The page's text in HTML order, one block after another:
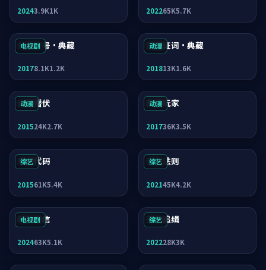
20243.9K1K 202265K5.7K
电视剧
长夜信号·典藏
20178.1K1.2K
动漫
狂潮证词·典藏
201813K1.6K
动漫
迷城潜伏
201524K2.7K
动漫
南港玩家
201736K3.5K
综艺
月面代码
201561K5.4K
综艺
无名法则
202145K4.2K
电视剧
断桥来信
202463K5.1K
综艺
无名追缉
202228K3K